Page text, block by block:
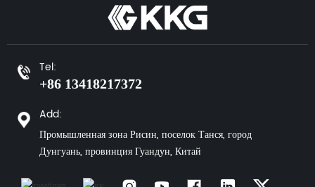
Tel:
+86 13418217372
Add:
Промышленная зона Рисин, поселок Танся, город
Дунгуань, провинция Гуандун, Китай